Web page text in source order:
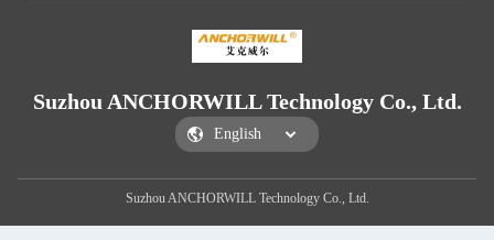
Suzhou ANCHORWILL Technology Co., Ltd.
Suzhou ANCHORWILL Technology Co., Ltd.